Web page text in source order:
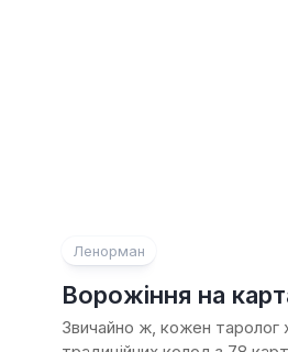
Ленорман
Ворожіння на
Звичайно ж, кожен таролог